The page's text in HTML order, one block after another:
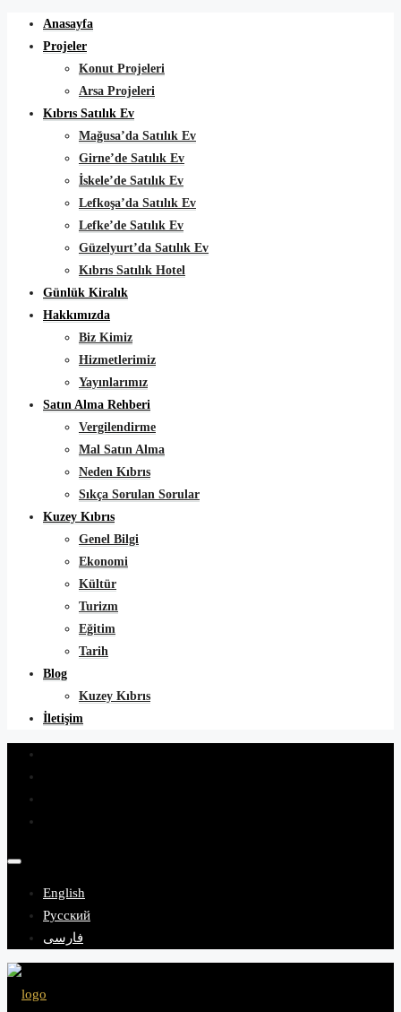
Anasayfa
Projeler
Konut Projeleri
Arsa Projeleri
Kıbrıs Satılık Ev
Mağusa’da Satılık Ev
Girne’de Satılık Ev
İskele’de Satılık Ev
Lefkoşa’da Satılık Ev
Lefke’de Satılık Ev
Güzelyurt’da Satılık Ev
Kıbrıs Satılık Hotel
Günlük Kiralık
Hakkımızda
Biz Kimiz
Hizmetlerimiz
Yayınlarımız
Satın Alma Rehberi
Vergilendirme
Mal Satın Alma
Neden Kıbrıs
Sıkça Sorulan Sorular
Kuzey Kıbrıs
Genel Bilgi
Ekonomi
Kültür
Turizm
Eğitim
Tarih
Blog
Kuzey Kıbrıs
İletişim
English
Русский
فارسی